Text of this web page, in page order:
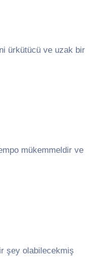
ürkütücü ve uzak bir
mükemmeldir ve
şey olabilecekmiş